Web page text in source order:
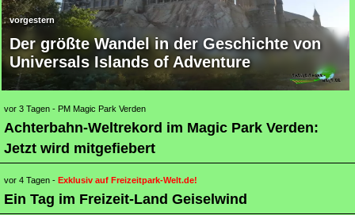
Der größte Wandel in der Geschichte von
Universals Islands of Adventure
- PM Magic Park Verden
Achterbahn-Weltrekord im Magic Park Verden:
Jetzt wird mitgefiebert
- Exklusiv auf Freizeitpark-Welt.de!
Ein Tag im Freizeit-Land Geiselwind